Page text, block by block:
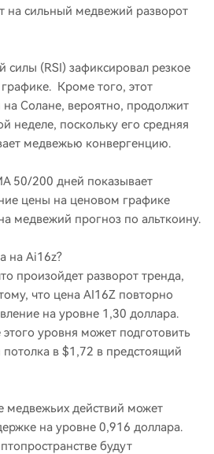
на сильный медвежий разворот
силы (RSI) зафиксировал резкое
Кроме того, этот
Солане, вероятно, продолжит
неделе, поскольку его средняя
медвежью конвергенцию.
50/200 дней показывает
цены на ценовом графике
медвежий прогноз по альткоину.
на Ai16z?
произойдет разворот тренда,
что цена AI16Z повторно
на уровне 1,30 доллара.
уровня может подготовить
в $1,72 в предстоящий
медвежьих действий может
на уровне 0,916 доллара.
будут